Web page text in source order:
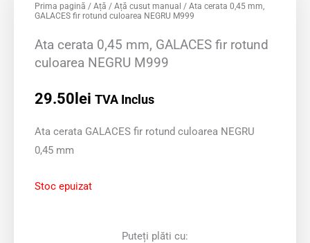
Prima pagină / Ață / Ață cusut manual / Ata cerata 0,45 mm,
GALACES fir rotund culoarea NEGRU M999
Ata cerata 0,45 mm, GALACES fir rotund
culoarea NEGRU M999
29.50 lei TVA Inclus
Ata cerata GALACES fir rotund culoarea NEGRU
0,45 mm
Stoc epuizat
Puteți plăti cu: